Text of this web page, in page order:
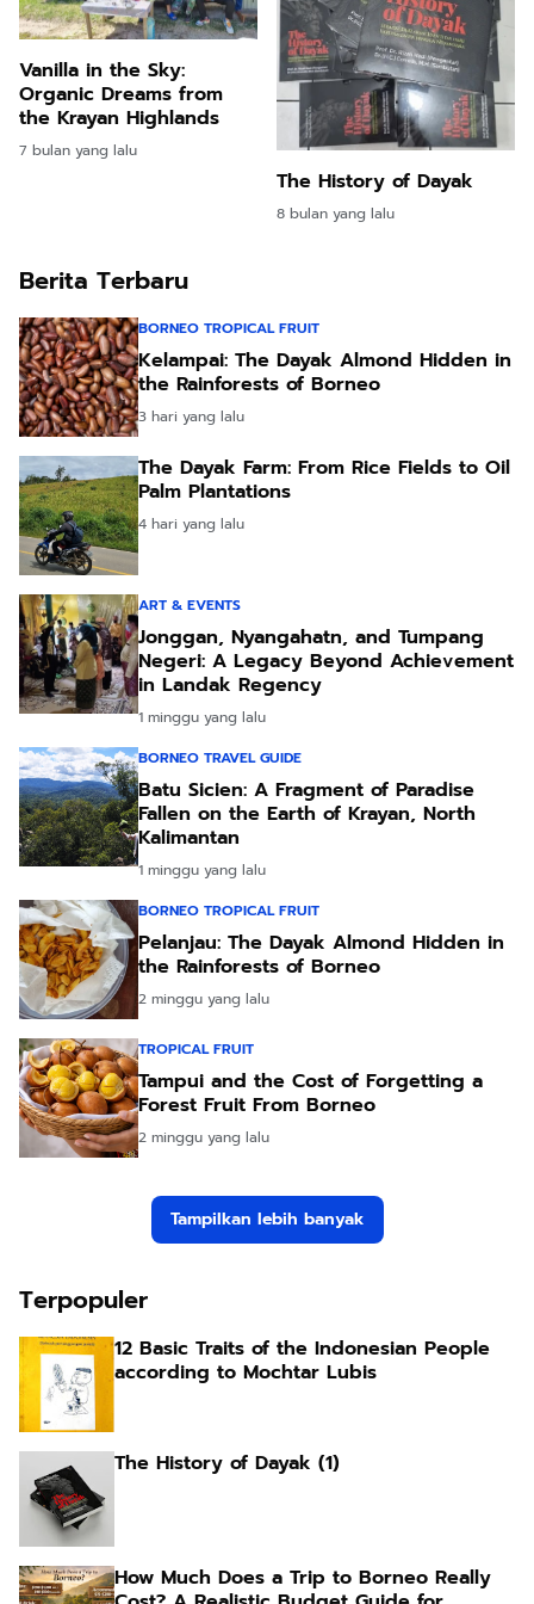
Vanilla in the Sky:
Organic Dreams from
the Krayan Highlands
7 bulan yang lalu
The History of Dayak
8 bulan yang lalu
Berita Terbaru
BORNEO TROPICAL FRUIT
Kelampai: The Dayak Almond Hidden in
the Rainforests of Borneo
3 hari yang lalu
The Dayak Farm: From Rice Fields to Oil
Palm Plantations
4 hari yang lalu
ART & EVENTS
Jonggan, Nyangahatn, and Tumpang
Negeri: A Legacy Beyond Achievement
in Landak Regency
1 minggu yang lalu
BORNEO TRAVEL GUIDE
Batu Sicien: A Fragment of Paradise
Fallen on the Earth of Krayan, North
Kalimantan
1 minggu yang lalu
BORNEO TROPICAL FRUIT
Pelanjau: The Dayak Almond Hidden in
the Rainforests of Borneo
2 minggu yang lalu
TROPICAL FRUIT
Tampui and the Cost of Forgetting a
Forest Fruit From Borneo
2 minggu yang lalu
Tampilkan lebih banyak
Terpopuler
12 Basic Traits of the Indonesian People
according to Mochtar Lubis
The History of Dayak (1)
How Much Does a Trip to Borneo Really